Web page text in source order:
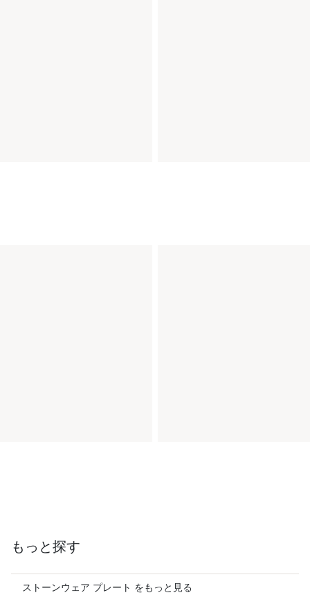
もっと探す
ストーンウェア プレート をもっと見る